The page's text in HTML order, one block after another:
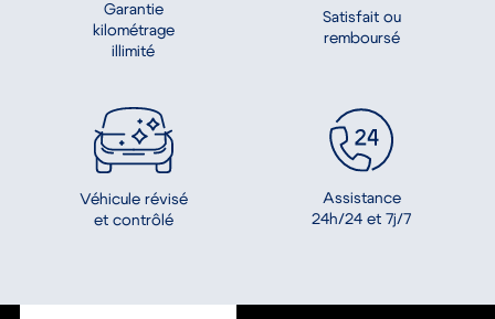
Garantie
kilométrage
illimité
Satisfait ou
remboursé
Véhicule révisé
et contrôlé
Assistance
24h/24 et 7j/7